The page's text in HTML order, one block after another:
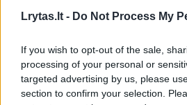
Lrytas.lt - Do Not Process My
If you wish to opt-out of the sale,
processing of your personal or
targeted advertising by us, please
section to confirm your selection.
Kuprines pasvėrę specialistai
įprotį: tą daro daugiau nei pusė
Lietuvos diena
Visi įrašai